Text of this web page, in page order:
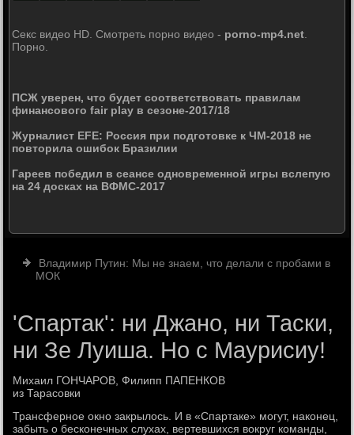
Секс видео HD. Смотреть порно видео - porno-mp4.net
Порно.
ПСЖ уверен, что будет соответствовать правилам
финансового fair play в сезоне-2017/18
Журналист EFE: Россия при подготовке к ЧМ-2018 не
повторила ошибок Бразилии
Гареев победил в сеансе одновременной игры вслепую
на 24 досках на ВФМС-2017
Владимир Путин: Мы не знаем, что делали с пробами в
МОК
'Спартак': ни Джано, ни Таски,
ни Зе Луиша. Но с Маурисиу!
Михаил ГОНЧАРОВ, Филипп ПАПЕНКОВ
из Тарасовки
Трансферное окно закрылось. И в «Спартаке» могут, наконец,
забыть о бесконечных слухах, вертевшихся вокруг команды,